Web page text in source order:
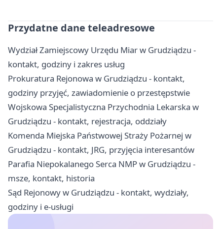
Przydatne dane teleadresowe
Wydział Zamiejscowy Urzędu Miar w Grudziądzu -
kontakt, godziny i zakres usług
Prokuratura Rejonowa w Grudziądzu - kontakt,
godziny przyjęć, zawiadomienie o przestępstwie
Wojskowa Specjalistyczna Przychodnia Lekarska w
Grudziądzu - kontakt, rejestracja, oddziały
Komenda Miejska Państwowej Straży Pożarnej w
Grudziądzu - kontakt, JRG, przyjęcia interesantów
Parafia Niepokalanego Serca NMP w Grudziądzu -
msze, kontakt, historia
Sąd Rejonowy w Grudziądzu - kontakt, wydziały,
godziny i e-usługi